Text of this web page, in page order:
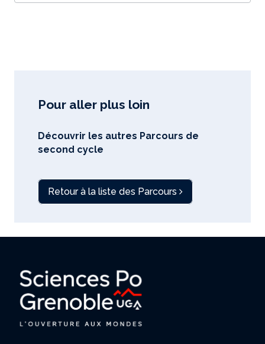
Pour aller plus loin
Découvrir les autres Parcours de
second cycle
Retour à la liste des Parcours